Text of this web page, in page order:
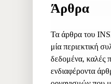
Άρθρα
Τα άρθρα του
μία περιεκτική
δεδομένα, καλές
ενδιαφέροντα